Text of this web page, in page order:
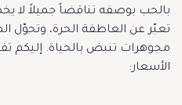
بالحب بوصفه تناقضاً جميلاً لا
تعبّر عن العاطفة الحرة، وتحوّل
مجوهرات تنبض بالحياة. إليكم
الأسعار: